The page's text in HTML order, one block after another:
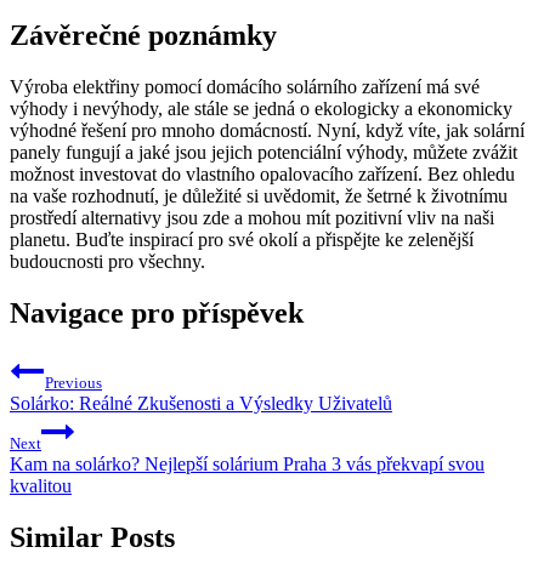
Závěrečné poznámky
Výroba elektřiny pomocí domácího solárního zařízení má své
výhody i nevýhody, ale stále se jedná o ekologicky a ekonomicky
výhodné řešení pro mnoho domácností. Nyní, když víte, jak solární
panely fungují a jaké jsou jejich potenciální výhody, můžete zvážit
možnost investovat do vlastního opalovacího zařízení. Bez ohledu
na vaše rozhodnutí, je důležité si uvědomit, že šetrné k životnímu
prostředí alternativy jsou zde a mohou mít pozitivní vliv na naši
planetu. Buďte inspirací pro své okolí a přispějte ke zelenější
budoucnosti pro všechny.
Navigace pro příspěvek
Previous
Solárko: Reálné Zkušenosti a Výsledky Uživatelů
Next
Kam na solárko? Nejlepší solárium Praha 3 vás překvapí svou
kvalitou
Similar Posts